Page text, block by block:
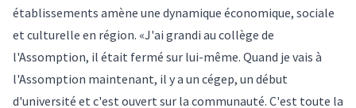
établissements amène une dynamique économique, sociale
et culturelle en région. «J'ai grandi au collège de
l'Assomption, il était fermé sur lui-même. Quand je vais à
l'Assomption maintenant, il y a un cégep, un début
d'université et c'est ouvert sur la communauté. C'est toute la